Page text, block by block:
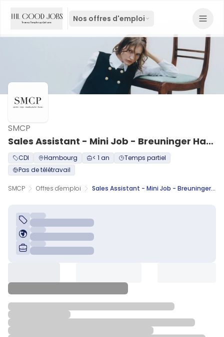
Nos offres d'emploi
Sales Assistant - Mini Job - Breuninger Hamburg (m/w/d)
SMCP
CDI Hambourg < 1 an
Temps partiel
Pas de télétravail
SMCP Offres d'emploi Sales Assistant - Mini Job - Breuninger Hamburg (m/w/d)